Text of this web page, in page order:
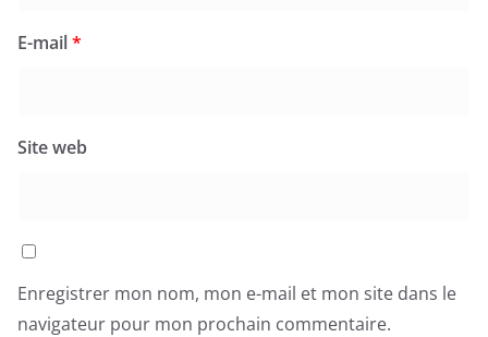
E-mail*
Site web
Enregistrer mon nom, mon e-mail et mon site dans le
navigateur pour mon prochain commentaire.